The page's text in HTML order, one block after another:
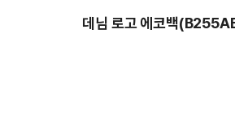
데님 로고 에코백